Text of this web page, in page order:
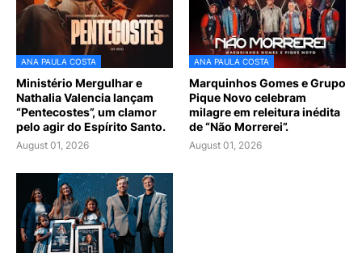
ANA PAULA COSTA
Ministério Mergulhar e
Nathalia Valencia lançam
“Pentecostes”, um clamor
pelo agir do Espírito Santo.
August 01, 2026
ANA PAULA COSTA
Marquinhos Gomes e Grupo
Pique Novo celebram
milagre em releitura inédita
de “Não Morrerei”.
August 01, 2026